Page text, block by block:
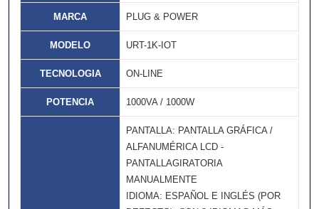
MARCA PLUG & POWER
MODELO URT-1K-IOT
TECNOLOGIA ON-LINE
POTENCIA 1000VA / 1000W
PANTALLA: PANTALLA GRÁFICA /
ALFANUMÉRICA LCD -
PANTALLAGIRATORIA
MANUALMENTE
IDIOMA: ESPAÑOL E INGLÉS (POR